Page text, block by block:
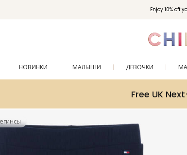
Enjoy 10% off
НОВИНКИ МАЛЫШИ ДЕВОЧКИ
Free UK